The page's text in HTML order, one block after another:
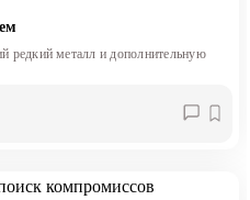
редкий металл и дополнительную